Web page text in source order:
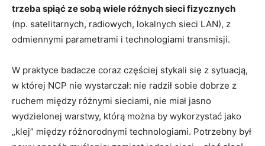
trzeba spiąć ze sobą wiele różnych sieci fizycznych
(np. satelitarnych, radiowych, lokalnych sieci LAN), z
odmiennymi parametrami i technologiami transmisji.
W praktyce badacze coraz częściej stykali się z sytuacją,
w której NCP nie wystarczał: nie radził sobie dobrze z
ruchem między różnymi sieciami, nie miał jasno
wydzielonej warstwy, którą można by wykorzystać jako
„klej” między różnorodnymi technologiami. Potrzebny był